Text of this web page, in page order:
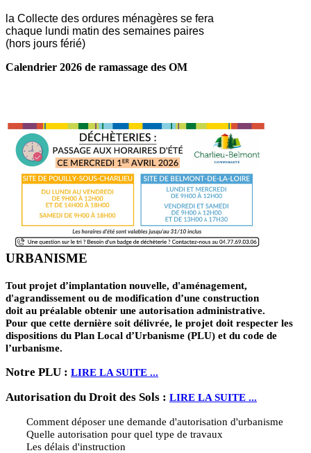
la Collecte des ordures ménagères se fera
chaque lundi matin des semaines paires
(hors jours férié)
Calendrier 2026 de ramassage des OM
URBANISME
Tout projet d’implantation nouvelle, d'aménagement,
d'agrandissement ou de modification d’une construction
doit au préalable obtenir une autorisation administrative.
Pour que cette dernière soit délivrée, le projet doit respecter les
dispositions du Plan Local d’Urbanisme (PLU) et du code de
l’urbanisme.
Notre PLU : LIRE LA SUITE ...
Autorisation du Droit des Sols : LIRE LA SUITE ...
Comment déposer une demande d'autorisation d'urbanisme
Quelle autorisation pour quel type de travaux
Les délais d'instruction